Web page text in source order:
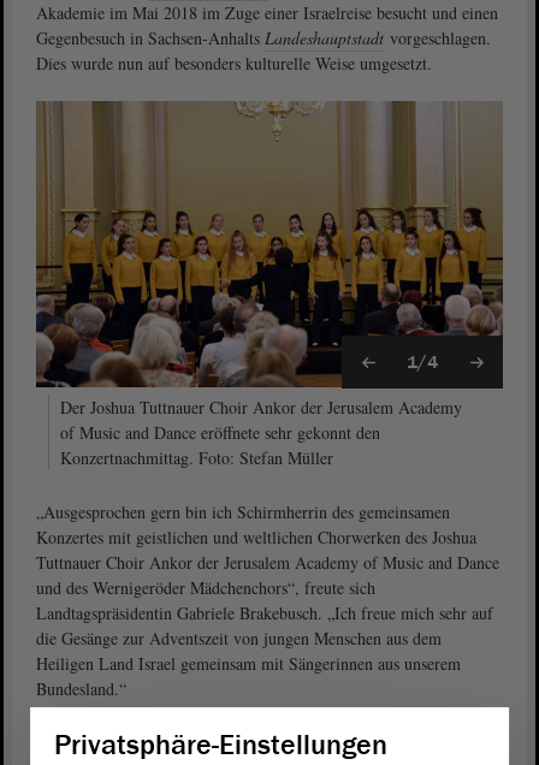
Akademie im Mai 2018 im Zuge einer Israelreise besucht und einen
Gegenbesuch in Sachsen-Anhalts Landeshauptstadt vorgeschlagen.
Dies wurde nun auf besonders kulturelle Weise umgesetzt.
1/4
Der Joshua Tuttnauer Choir Ankor der Jerusalem Academy
of Music and Dance eröffnete sehr gekonnt den
Konzertnachmittag. Foto: Stefan Müller
„Ausgesprochen gern bin ich Schirmherrin des gemeinsamen
Konzertes mit geistlichen und weltlichen Chorwerken des Joshua
Tuttnauer Choir Ankor der Jerusalem Academy of Music and Dance
und des Wernigeröder Mädchenchors“, freute sich
Landtagspräsidentin Gabriele Brakebusch. „Ich freue mich sehr auf
die Gesänge zur Adventszeit von jungen Menschen aus dem
Heiligen Land Israel gemeinsam mit Sängerinnen aus unserem
Bundesland.“
Privatsphäre-Einstellungen